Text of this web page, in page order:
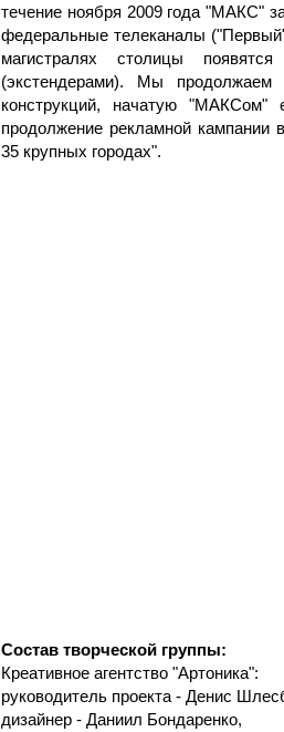
течение ноября 2009 года "МАКС"
федеральные телеканалы
магистралях столицы
(экстендерами). Мы продолжаем
конструкций, начатую
продолжение рекламной
35 крупных городах".
Состав творческой группы:
Креативное агентство "Артоника":
руководитель проекта - Денис
дизайнер - Даниил Бондаренко,